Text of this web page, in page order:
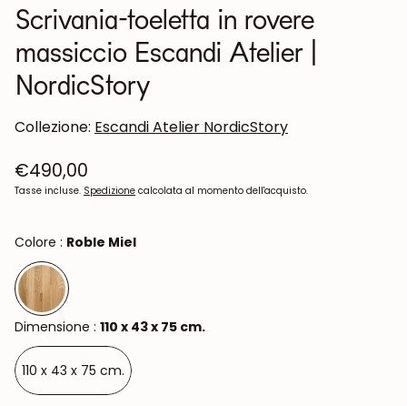
Scrivania-toeletta in rovere
massiccio Escandi Atelier |
NordicStory
Collezione: Escandi Atelier NordicStory
Prezzo
normale
€490,00
Tasse incluse. Spedizione calcolata al momento dell'acquisto.
Colore : Roble Miel
Dimensione : 110 x 43 x 75 cm.
110 x 43 x 75 cm.